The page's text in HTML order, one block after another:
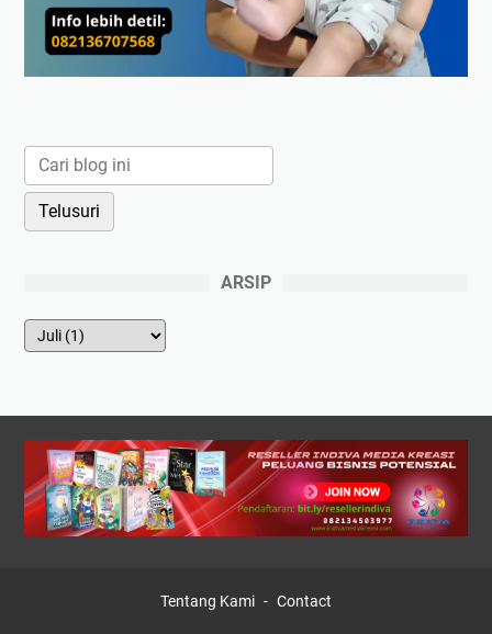
ARSIP
Tentang Kami Contact